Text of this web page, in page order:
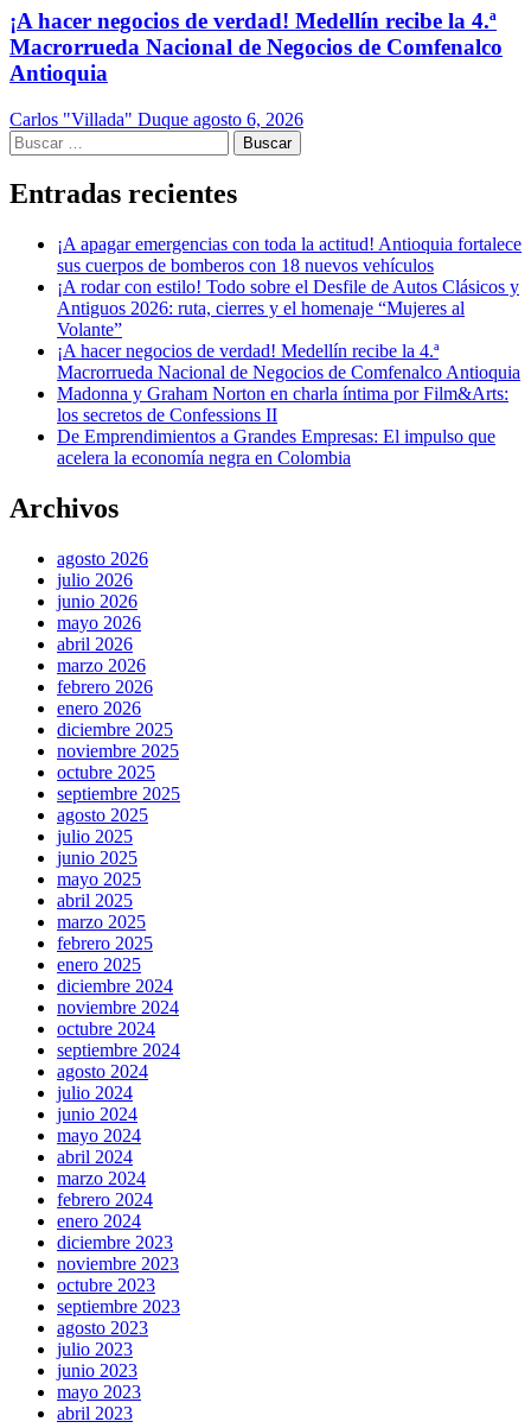
¡A hacer negocios de verdad! Medellín recibe la 4.ª
Macrorrueda Nacional de Negocios de Comfenalco
Antioquia
Carlos "Villada" Duque agosto 6, 2026
Buscar:
Entradas recientes
¡A apagar emergencias con toda la actitud! Antioquia fortalece
sus cuerpos de bomberos con 18 nuevos vehículos
¡A rodar con estilo! Todo sobre el Desfile de Autos Clásicos y
Antiguos 2026: ruta, cierres y el homenaje “Mujeres al
Volante”
¡A hacer negocios de verdad! Medellín recibe la 4.ª
Macrorrueda Nacional de Negocios de Comfenalco Antioquia
Madonna y Graham Norton en charla íntima por Film&Arts:
los secretos de Confessions II
De Emprendimientos a Grandes Empresas: El impulso que
acelera la economía negra en Colombia
Archivos
agosto 2026
julio 2026
junio 2026
mayo 2026
abril 2026
marzo 2026
febrero 2026
enero 2026
diciembre 2025
noviembre 2025
octubre 2025
septiembre 2025
agosto 2025
julio 2025
junio 2025
mayo 2025
abril 2025
marzo 2025
febrero 2025
enero 2025
diciembre 2024
noviembre 2024
octubre 2024
septiembre 2024
agosto 2024
julio 2024
junio 2024
mayo 2024
abril 2024
marzo 2024
febrero 2024
enero 2024
diciembre 2023
noviembre 2023
octubre 2023
septiembre 2023
agosto 2023
julio 2023
junio 2023
mayo 2023
abril 2023